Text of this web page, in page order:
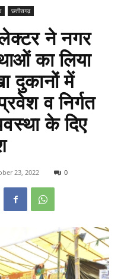
छत्तीसगढ़
ने नगर
का लिया
दुकानों में
व निर्गत
के दिए
23, 2022 0